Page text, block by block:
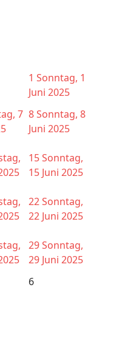
1 Sonntag, 1
Juni 2025
7 8Sonntag, 8
Juni 2025
15Sonntag,
15 Juni 2025
22Sonntag,
22 Juni 2025
29Sonntag,
29 Juni 2025
6